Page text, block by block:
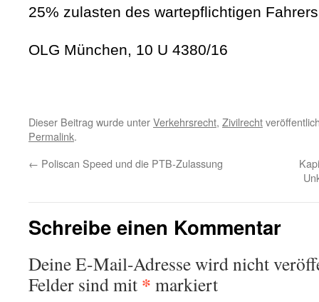
25% zulasten des wartepflichtigen
OLG München, 10 U 4380/16
Dieser Beitrag wurde unterVerkehrsrecht, Zivilrecht
Permalink.
← Poliscan Speed und die PTB-Zulassung
Schreibe einen Kommentar
Deine E-Mail-Adresse wird nicht
Felder sind mit * markiert